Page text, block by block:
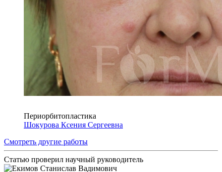
Периорбитопластика
Шокурова Ксения Сергеевна
Смотреть другие работы
Статью проверил научный руководитель